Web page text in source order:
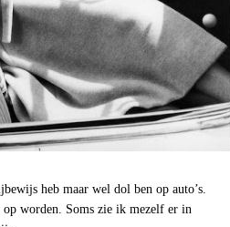
heb maar wel dol ben op auto’s.
worden. Soms zie ik mezelf er in